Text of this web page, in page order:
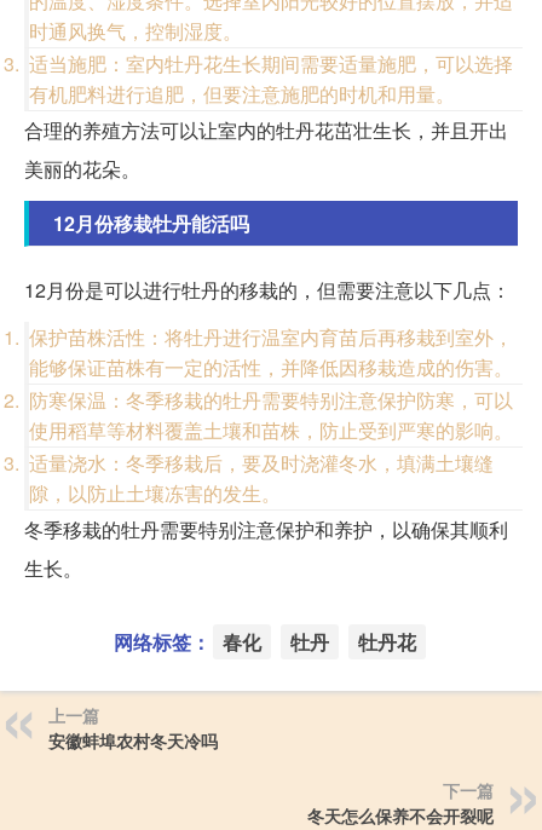
时通风换气，控制湿度。
适当施肥：室内牡丹花生长期间需要适量施肥，可以选择
有机肥料进行追肥，但要注意施肥的时机和用量。
合理的养殖方法可以让室内的牡丹花茁壮生长，并且开出
美丽的花朵。
12月份移栽牡丹能活吗
12月份是可以进行牡丹的移栽的，但需要注意以下几点：
保护苗株活性：将牡丹进行温室内育苗后再移栽到室外，
能够保证苗株有一定的活性，并降低因移栽造成的伤害。
防寒保温：冬季移栽的牡丹需要特别注意保护防寒，可以
使用稻草等材料覆盖土壤和苗株，防止受到严寒的影响。
适量浇水：冬季移栽后，要及时浇灌冬水，填满土壤缝
隙，以防止土壤冻害的发生。
冬季移栽的牡丹需要特别注意保护和养护，以确保其顺利
生长。
网络标签： 春化 牡丹 牡丹花
上一篇
安徽蚌埠农村冬天冷吗
下一篇
冬天怎么保养不会开裂呢